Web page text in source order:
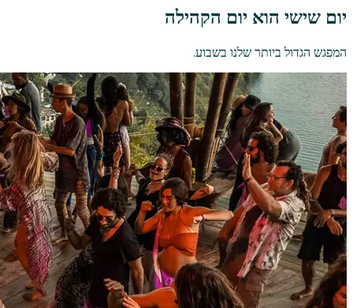
יום שישי הוא יום הקהילה
המפגש הגדול ביותר שלנו בשבוע.